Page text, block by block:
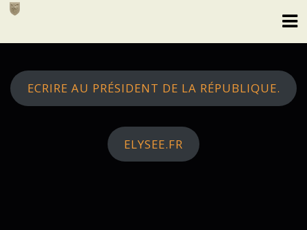
Skip
ECRIRE AU PRÉSIDENT DE LA RÉPUBLIQUE.
ELYSEE.FR